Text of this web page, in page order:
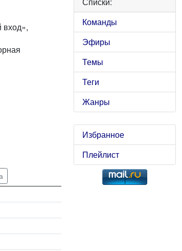
вход»,
Команды
Эфиры
Темы
Теги
Жанры
Избранное
Плейлист